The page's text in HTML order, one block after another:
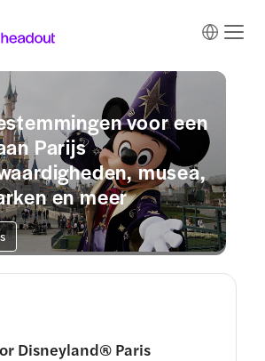
voor een
Parijs
musea,
en meer
Disneyland® Paris